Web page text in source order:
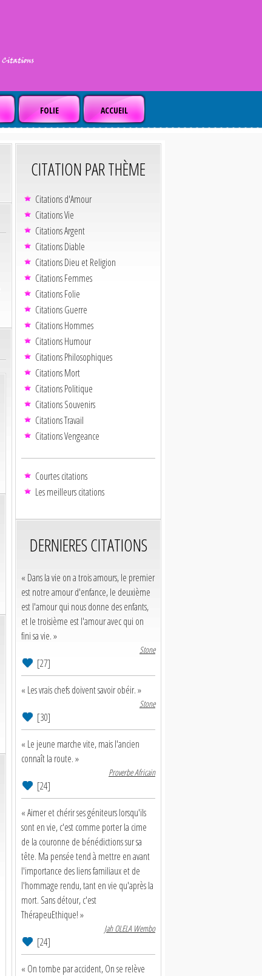
FOLIE ACCUEIL
CITATION PAR THÈME
Citations d'Amour
Citations Vie
Citations Argent
Citations Diable
Citations Dieu et Religion
Citations Femmes
Citations Folie
Citations Guerre
Citations Hommes
Citations Humour
Citations Philosophiques
Citations Mort
Citations Politique
Citations Souvenirs
Citations Travail
Citations Vengeance
Courtes citations
Les meilleurs citations
DERNIERES CITATIONS
« Dans la vie on a trois amours, le premier
est notre amour d'enfance, le deuxième
est l'amour qui nous donne des enfants,
et le troisième est l'amour avec qui on
fini sa vie. »
Stone
[27]
« Les vrais chefs doivent savoir obéir. »
Stone
[30]
« Le jeune marche vite, mais l'ancien
connaît la route. »
Proverbe Africain
[24]
« Aimer et chérir ses géniteurs lorsqu'ils
sont en vie, c'est comme porter la cime
de la couronne de bénédictions sur sa
tête. Ma pensée tend à mettre en avant
l'importance des liens familiaux et de
l'hommage rendu, tant en vie qu'après la
mort. Sans détour, c'est
ThérapeuEthique! »
Jah OLELA Wembo
[24]
« On tombe par accident, On se relève